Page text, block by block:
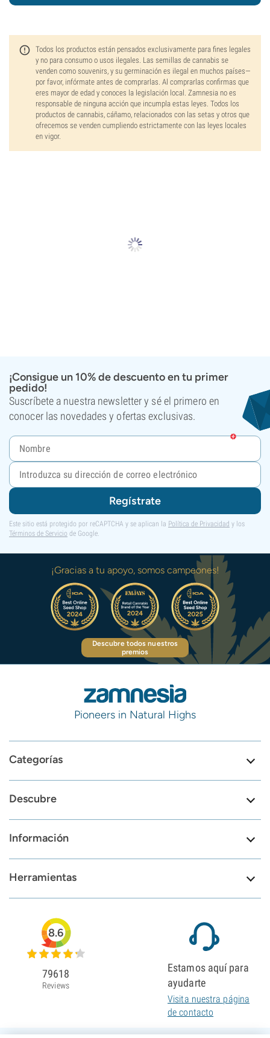
Todos los productos están pensados exclusivamente para fines legales
y no para consumo o usos ilegales. Las semillas de cannabis se
venden como souvenirs, y su germinación es ilegal en muchos países—
por favor, infórmate antes de comprarlas. Al comprarlas confirmas que
eres mayor de edad y conoces la legislación local. Zamnesia no es
responsable de ninguna acción que incumpla estas leyes. Todos los
productos de cannabis, cáñamo, relacionados con las setas y otros que
ofrecemos se venden cumpliendo estrictamente con las leyes locales
en vigor.
¡Consigue un 10% de descuento en tu primer
pedido!
Suscríbete a nuestra newsletter y sé el primero en
conocer las novedades y ofertas exclusivas.
Regístrate
Este sitio está protegido por reCAPTCHA y se aplican la Política de Privacidad y los
Términos de Servicio de Google.
¡Gracias a tu apoyo, somos campeones!
Descubre todos nuestros
premios
Pioneers in Natural Highs
Categorías
Descubre
Información
Herramientas
8.6
79618
Reviews
Estamos aquí para
ayudarte
Visita nuestra página
de contacto